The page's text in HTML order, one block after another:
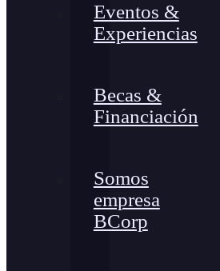
Eventos &
Experiencias
Becas &
Financiación
Somos
empresa
BCorp